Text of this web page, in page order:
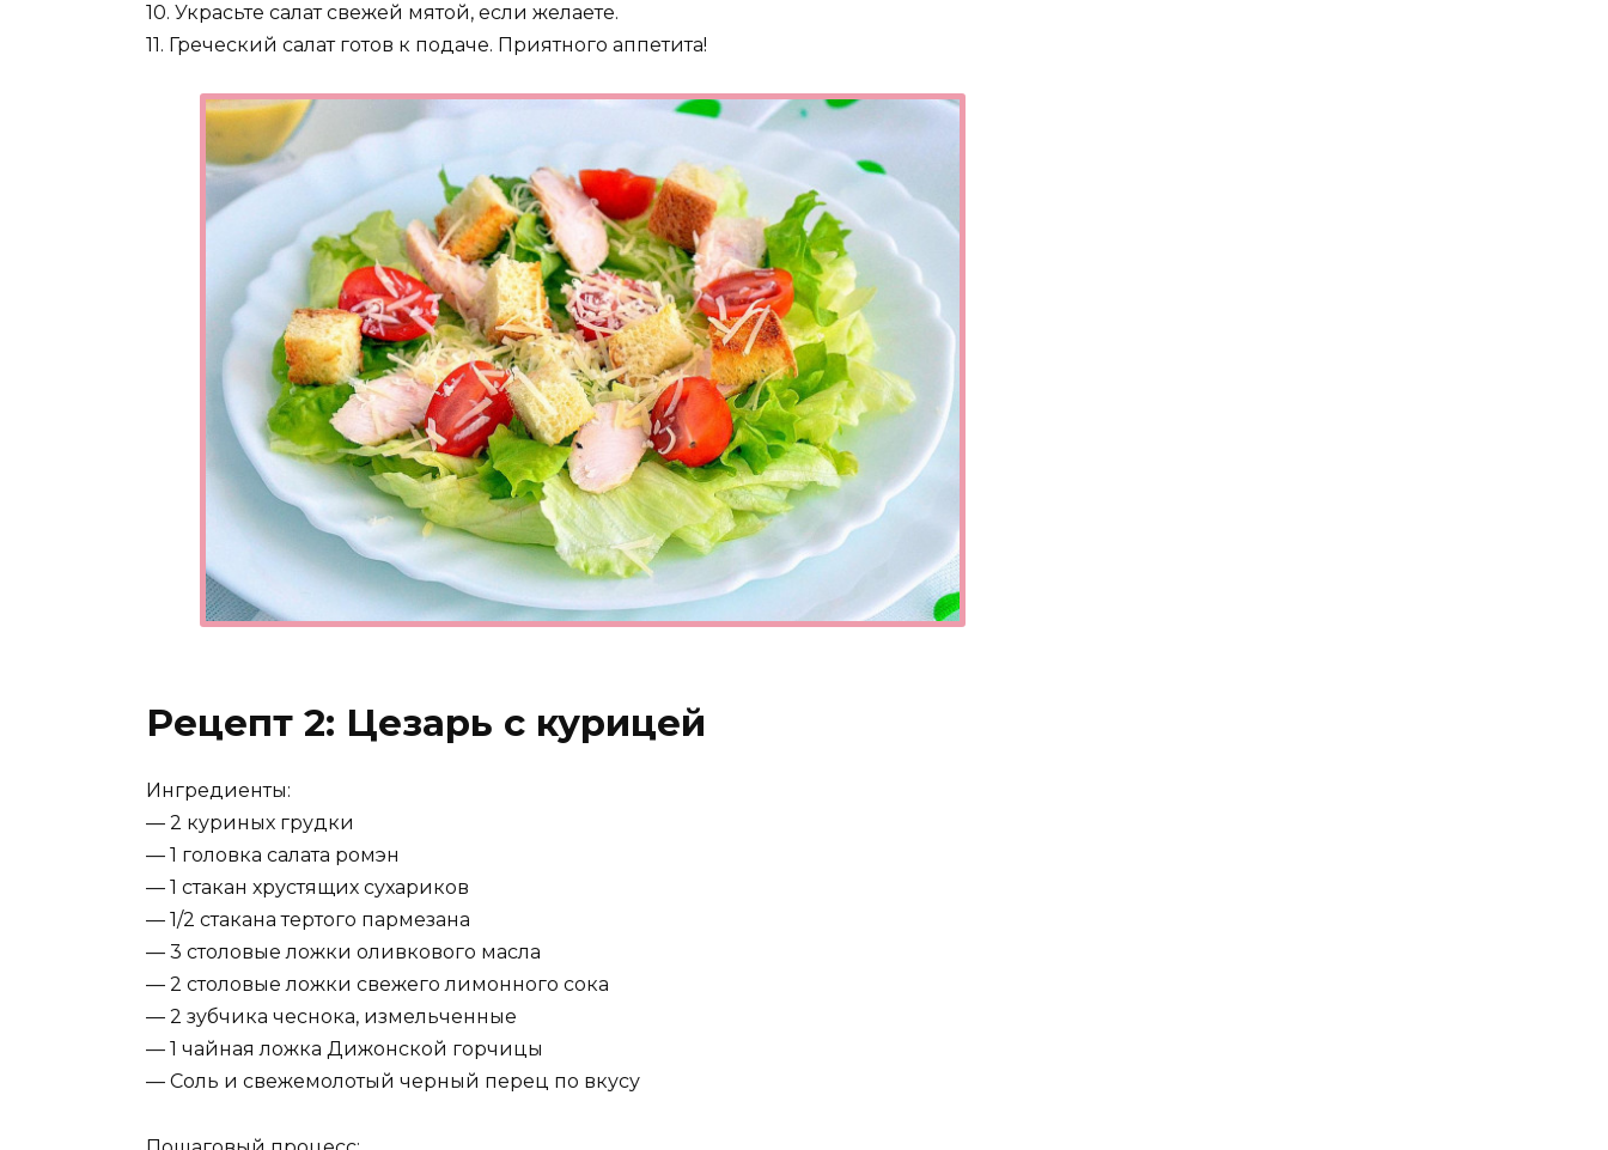
10. Украсьте салат свежей мятой, если желаете.
11. Греческий салат готов к подаче. Приятного аппетита!
Рецепт 2: Цезарь с курицей
Ингредиенты:
— 2 куриных грудки
— 1 головка салата ромэн
— 1 стакан хрустящих сухариков
— 1/2 стакана тертого пармезана
— 3 столовые ложки оливкового масла
— 2 столовые ложки свежего лимонного сока
— 2 зубчика чеснока, измельченные
— 1 чайная ложка Дижонской горчицы
— Соль и свежемолотый черный перец по вкусу